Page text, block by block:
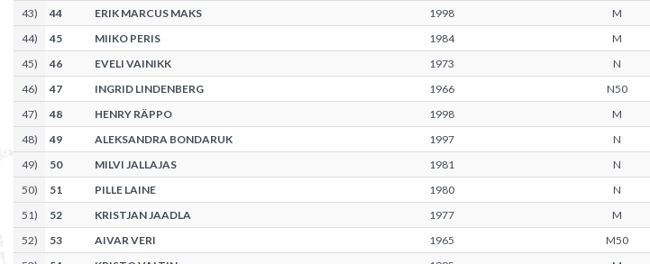
43) 44 ERIK MARCUS MAKS 1998 M
44) 45 MIIKO PERIS 1984 M
45) 46 EVELI VAINIKK 1973 N
46) 47 INGRID LINDENBERG 1966 N50
47) 48 HENRY RÄPPO 1998 M
48) 49 ALEKSANDRA BONDARUK 1997 N
49) 50 MILVI JALLAJAS 1981 N
50) 51 PILLE LAINE 1980 N
51) 52 KRISTJAN JAADLA 1977 M
52) 53 AIVAR VERI 1965 M50